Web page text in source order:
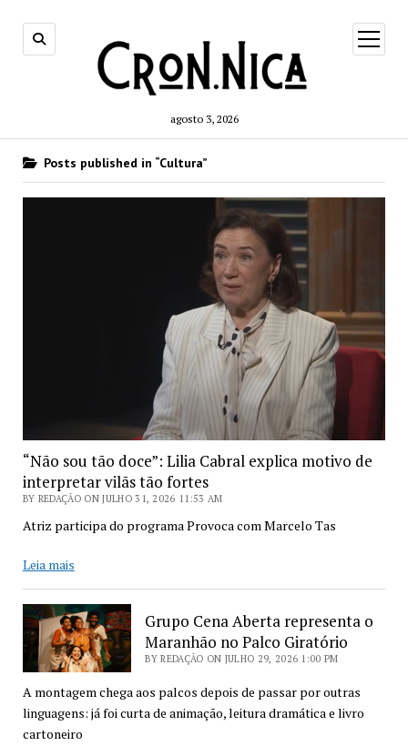
agosto 3, 2026
open
menu
Posts published in “Cultura”
“Não sou tão doce”: Lilia Cabral explica motivo de
interpretar vilãs tão fortes
BY REDAÇÃO ON JULHO 31, 2026 11:53 AM
Atriz participa do programa Provoca com Marcelo Tas
Leia mais“Não
tão
doce”:
Lilia
Cabral
explica
motivo
de
interpretar
Grupo Cena Aberta representa o
Maranhão no Palco Giratório
BY REDAÇÃO ON JULHO 29, 2026 1:00 PM
A montagem chega aos palcos depois de passar por outras
linguagens: já foi curta de animação, leitura dramática e livro
cartoneiro